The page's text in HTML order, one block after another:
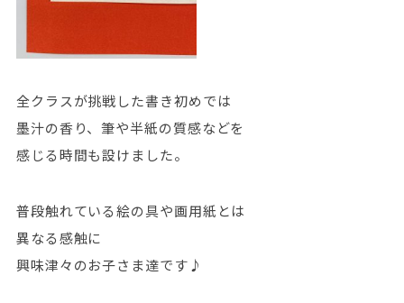
全クラスが挑戦した書き初めでは
墨汁の香り、筆や半紙の質感などを
感じる時間も設けました。
普段触れている絵の具や画用紙とは
異なる感触に
興味津々のお子さま達です♪